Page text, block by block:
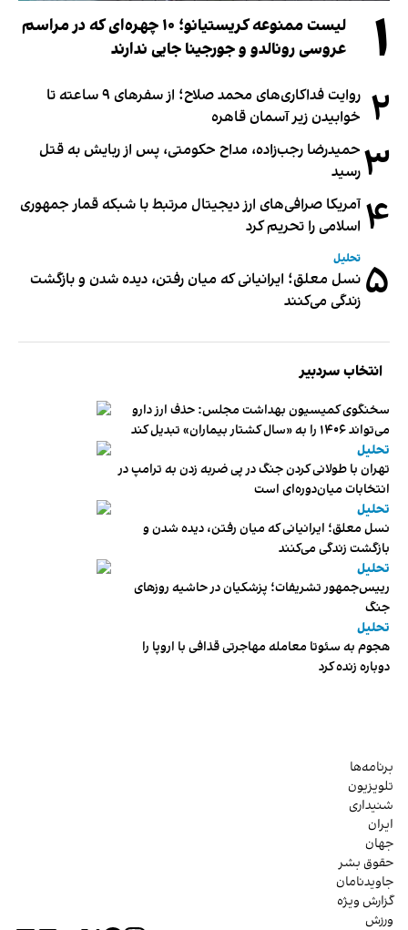
۱
لیست ممنوعه کریستیانو؛ ۱۰ چهره‌ای که در مراسم
عروسی رونالدو و جورجینا جایی ندارند
۲
روایت فداکاری‌های محمد صلاح؛ از سفرهای ۹ ساعته تا
خوابیدن زیر آسمان قاهره
۳ حمیدرضا رجب‌زاده، مداح حکومتی، پس از ربایش به قتل
رسید
۴ آمریکا صرافی‌های ارز دیجیتال مرتبط با شبکه قمار جمهوری
اسلامی را تحریم کرد
۵ تحلیل
نسل معلق؛ ایرانیانی که میان رفتن، دیده شدن و بازگشت
زندگی می‌کنند
انتخاب سردبیر
سخنگوی کمیسیون بهداشت مجلس: حذف ارز دارو
می‌تواند ۱۴۰۶ را به «سال کشتار بیماران» تبدیل کند
تحلیل
تهران با طولانی کردن جنگ در پی ضربه زدن به ترامپ در
انتخابات میان‌دوره‌ای است
تحلیل
نسل معلق؛ ایرانیانی که میان رفتن، دیده شدن و
بازگشت زندگی می‌کنند
تحلیل
رییس‌جمهور تشریفات؛ پزشکیان در حاشیه روزهای
جنگ
تحلیل
هجوم به سئوتا معامله مهاجرتی قذافی با اروپا را
دوباره زنده کرد
برنامه‌ها
تلویزیون
شنیداری
ایران
جهان
حقوق بشر
جاویدنامان
گزارش ویژه
ورزش